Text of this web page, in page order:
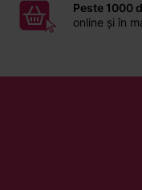
Peste 1000
online și în